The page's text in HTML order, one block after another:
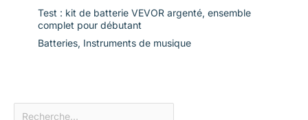
Test : kit de batterie VEVOR argenté, ensemble
complet pour débutant
Batteries, Instruments de musique